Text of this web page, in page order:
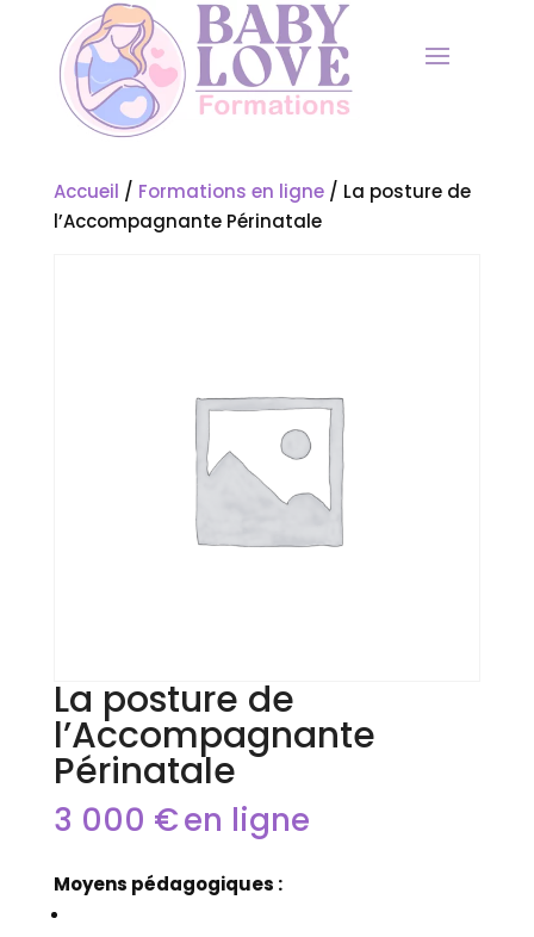
Accueil / Formations en ligne/ La posture de
l’Accompagnante Périnatale
La posture de
l’Accompagnante
Périnatale
3 000 €en ligne
Moyens pédagogiques :